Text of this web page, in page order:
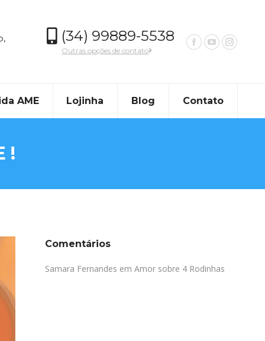
(34) 99889-5538
Outras opções de contato
AME Lojinha Blog Contato
!
Comentários
Samara Fernandes em Amor sobre 4 Rodinhas